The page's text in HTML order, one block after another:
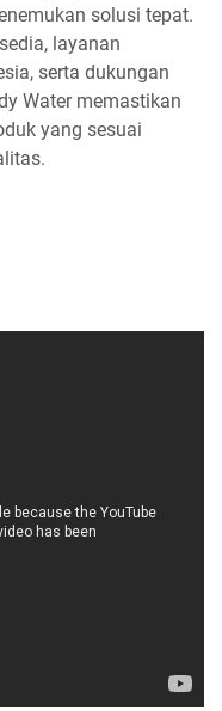
solusi tepat.
layanan
serta dukungan
Water memastikan
yang sesuai